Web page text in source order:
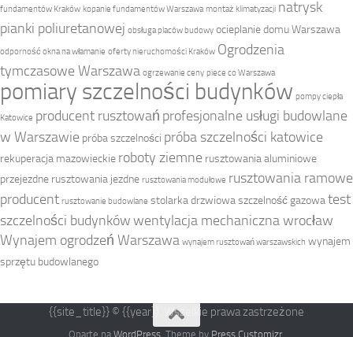
fundamentów Kraków kopanie fundamentów Warszawa montaż klimatyzacji natrysk
pianki poliuretanowej obsługa placów budowy ocieplanie domu Warszawa
odporność okna na włamanie oferty nieruchomości Kraków Ogrodzenia
tymczasowe Warszawa ogrzewanie ceny piece co Warszawa
pomiary szczelności budynków pompy ciepła
Katowice producent rusztowań profesjonalne usługi budowlane
w Warszawie próba szczelności próba szczelności katowice
rekuperacja mazowieckie roboty ziemne rusztowania aluminiowe
przejezdne rusztowania jezdne rusztowania modułowe rusztowania ramowe
producent rusztowanie budowlane stolarka drzwiowaszczelność gazowatest
szczelności budynkówwentylacja mechaniczna wrocław
Wynajem ogrodzeń Warszawa wynajem rusztowań warszawskich wynajem
sprzętu budowlanego
{{site_title}} © {{year}}. Wszelkie prawa zastrzeżone
Oparte na WordPress . Theme by Press Customizr.